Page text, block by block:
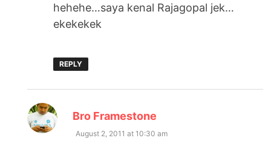
hehehe…saya kenal Rajagopal jek…
ekekekek
REPLY
Bro Framestone
August 2, 2011 at 10:30 am